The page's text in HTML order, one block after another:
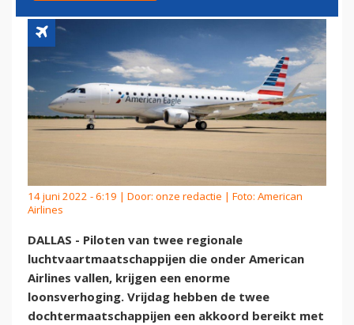
14 juni 2022 - 6:19 | Door: onze redactie | Foto: American
Airlines
DALLAS - Piloten van twee regionale
luchtvaartmaatschappijen die onder American
Airlines vallen, krijgen een enorme
loonsverhoging. Vrijdag hebben de twee
dochtermaatschappijen een akkoord bereikt met